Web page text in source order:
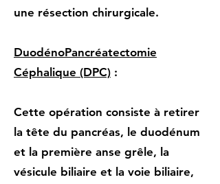
une résection chirurgicale.
DuodénoPancréatectomie
Céphalique (DPC) :
Cette opération consiste à retirer
la tête du pancréas, le duodénum
et la première anse grêle, la
vésicule biliaire et la voie biliaire,